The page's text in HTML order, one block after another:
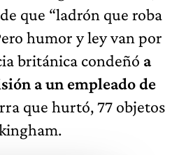
que “ladrón que roba
humor y ley van por
británica condeñó a
a un empleado de
que hurtó, 77 objetos